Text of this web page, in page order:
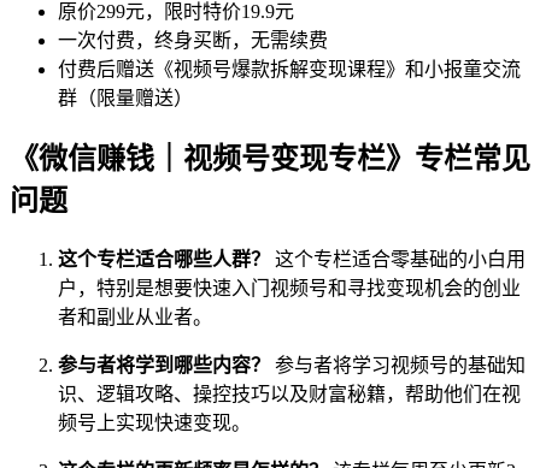
原价299元，限时特价19.9元
一次付费，终身买断，无需续费
付费后赠送《视频号爆款拆解变现课程》和小报童交流
群（限量赠送）
《微信赚钱｜视频号变现专栏》专栏常见
问题
这个专栏适合哪些人群？
这个专栏适合零基础的小白用
户，特别是想要快速入门视频号和寻找变现机会的创业
者和副业从业者。
参与者将学到哪些内容？
参与者将学习视频号的基础知
识、逻辑攻略、操控技巧以及财富秘籍，帮助他们在视
频号上实现快速变现。